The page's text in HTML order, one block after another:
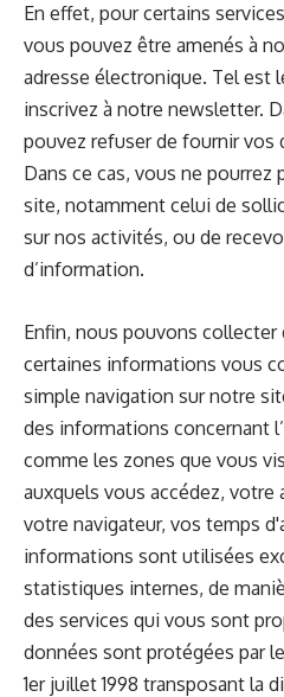
En effet, pour certains
vous pouvez être amenés à
adresse électronique. Tel est
inscrivez à notre newsletter.
pouvez refuser de fournir vos
Dans ce cas, vous ne pourrez
site, notamment celui de
sur nos activités, ou de
d’information.
Enfin, nous pouvons
certaines informations vous
simple navigation sur notre
des informations concernant
comme les zones que vous
auxquels vous accédez, votre
votre navigateur, vos temps
informations sont utilisées
statistiques internes, de
des services qui vous sont
données sont protégées par
1er juillet 1998 transposant la